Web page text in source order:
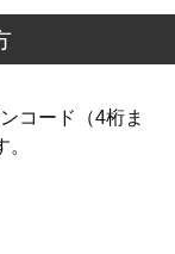
コード（4桁ま